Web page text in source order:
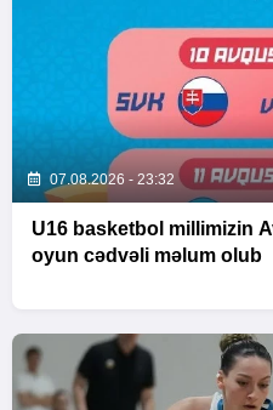
07.08.2026 - 23:32
U16 basketbol millimizin
oyun cədvəli məlum olub